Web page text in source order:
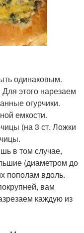
одинаковым.
этого нарезаем
огурчики.
емкости.
(на 3 ст. Ложки
в том случае,
(диаметром до
пополам вдоль.
вам
каждую из